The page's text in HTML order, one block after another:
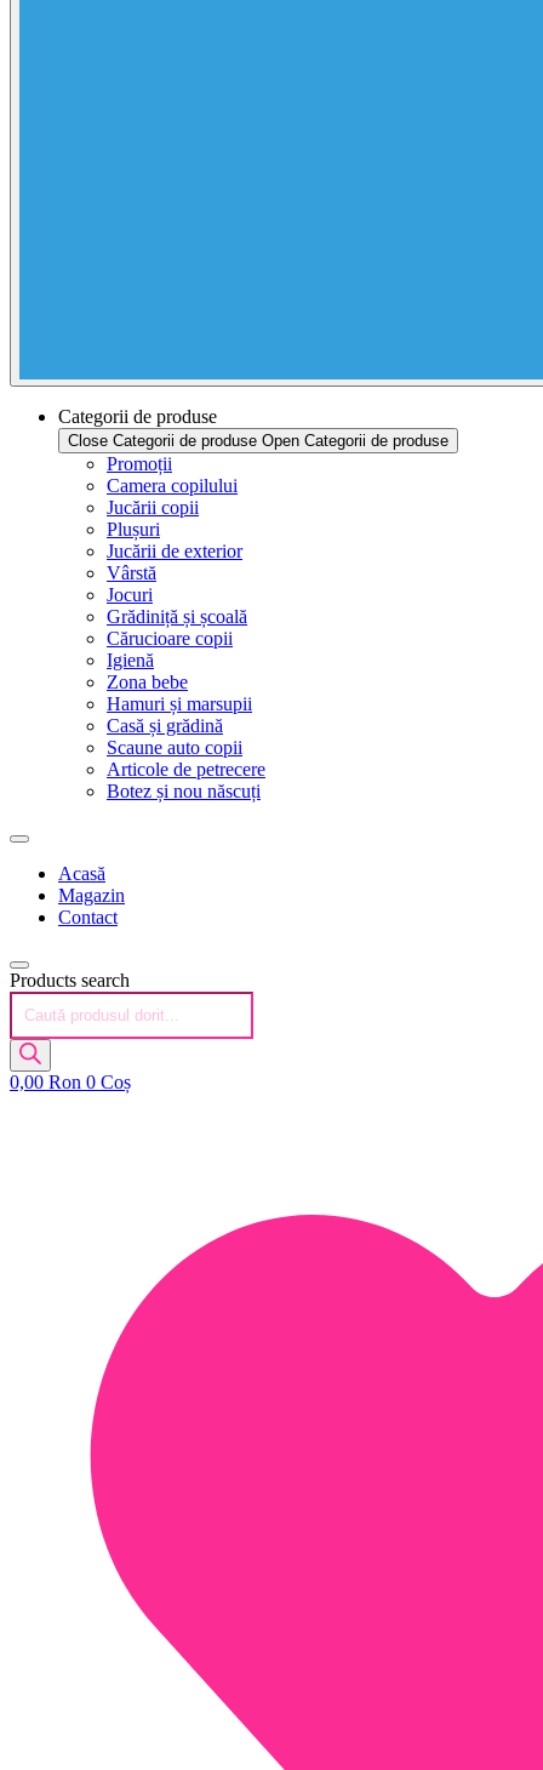
Categorii de produse
Close Categorii de produse Open Categorii de produse
Promoții
Camera copilului
Jucării copii
Plușuri
Jucării de exterior
Vârstă
Jocuri
Grădiniță și școală
Cărucioare copii
Igienă
Zona bebe
Hamuri și marsupii
Casă și grădină
Scaune auto copii
Articole de petrecere
Botez și nou născuți
Acasă
Magazin
Contact
Products search
0,00 Ron 0 Coș